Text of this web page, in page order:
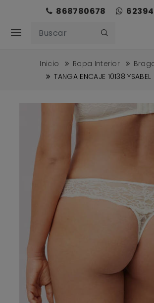
868780678
Inicio Ropa Interior
TANGA ENCAJE 10138 YSABEL